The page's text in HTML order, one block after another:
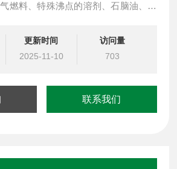
燃料、特殊沸点的溶剂、石脑油、煤
更新时间
2025-11-10
访问量
703
联系我们